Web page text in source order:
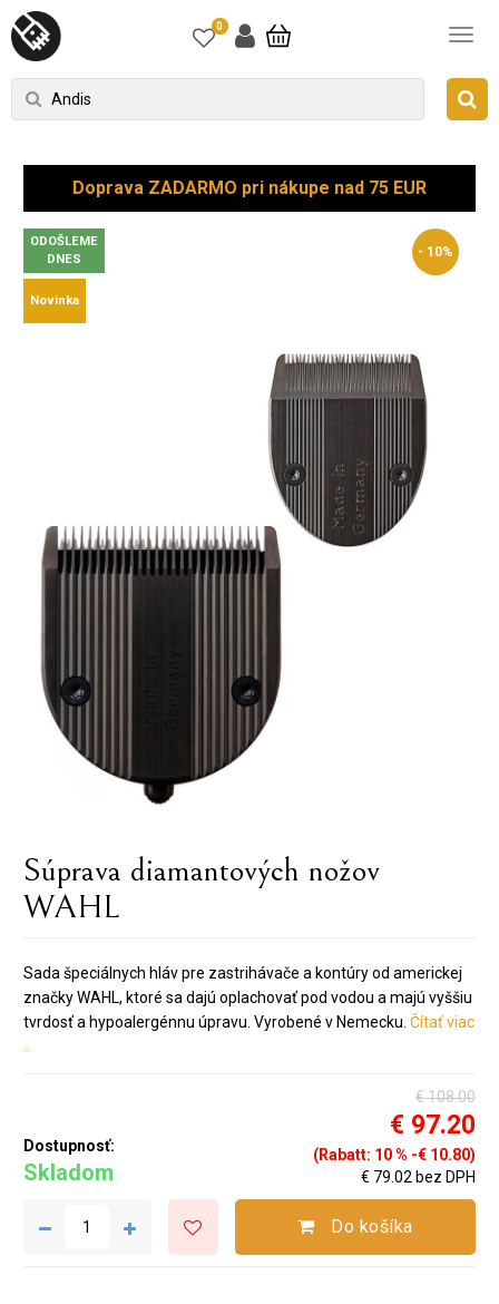
0
Doprava ZADARMO pri nákupe nad 75 EUR
ODOŠLEME
DNES
Novinka
- 10%
Súprava diamantových nožov
WAHL
Sada špeciálnych hláv pre zastrihávače a kontúry od americkej
značky WAHL, ktoré sa dajú oplachovať pod vodou a majú vyššiu
tvrdosť a hypoalergénnu úpravu. Vyrobené v Nemecku. Čítať viac
Dostupnosť:
Skladom
€ 108.00
€ 97.20
(Rabatt: 10 % -€ 10.80)
€ 79.02 bez DPH
Do košíka